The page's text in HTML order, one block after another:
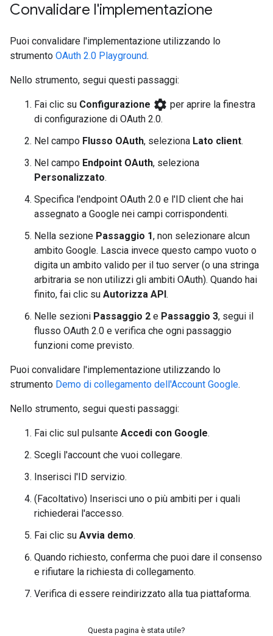
Convalidare l'implementazione
Puoi convalidare l'implementazione utilizzando lo
strumento OAuth 2.0 Playground.
Nello strumento, segui questi passaggi:
Fai clic su Configurazione settings per aprire la finestra
di configurazione di OAuth 2.0.
Nel campo Flusso OAuth, seleziona Lato client.
Nel campo Endpoint OAuth, seleziona
Personalizzato.
Specifica l'endpoint OAuth 2.0 e l'ID client che hai
assegnato a Google nei campi corrispondenti.
Nella sezione Passaggio 1, non selezionare alcun
ambito Google. Lascia invece questo campo vuoto o
digita un ambito valido per il tuo server (o una stringa
arbitraria se non utilizzi gli ambiti OAuth). Quando hai
finito, fai clic su Autorizza API .
Nelle sezioni Passaggio 2 e Passaggio 3, segui il
flusso OAuth 2.0 e verifica che ogni passaggio
funzioni come previsto.
Puoi convalidare l'implementazione utilizzando lo
strumento Demo di collegamento dell'Account Google.
Nello strumento, segui questi passaggi:
Fai clic sul pulsante Accedi con Google.
Scegli l'account che vuoi collegare.
Inserisci l'ID servizio.
(Facoltativo) Inserisci uno o più ambiti per i quali
richiederai l'accesso.
Fai clic su Avvia demo.
Quando richiesto, conferma che puoi dare il consenso
e rifiutare la richiesta di collegamento.
Verifica di essere reindirizzato alla tua piattaforma.
Questa pagina è stata utile?